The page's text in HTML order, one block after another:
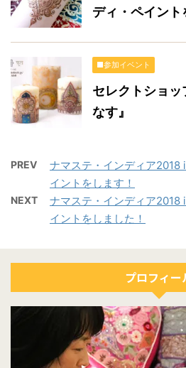
ディ・ペイント
■参加イベント
セレクトショ
なす』
PREV
ナマステ・インディア2018
イントをします！
NEXT
ナマステ・インディア2018
イントをしました！
プロフィー